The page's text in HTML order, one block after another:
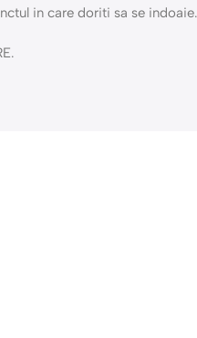
in care doriti sa se indoaie.